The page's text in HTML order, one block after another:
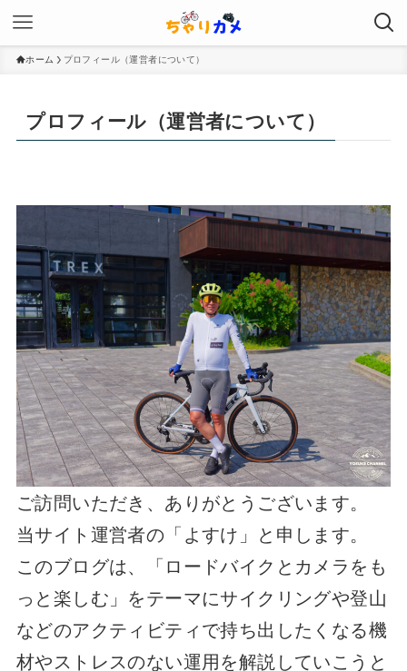
ホーム プロフィール（運営者について）
プロフィール（運営者について）
ご訪問いただき、ありがとうございます。
当サイト運営者の「よすけ」と申します。
このブログは、「ロードバイクとカメラをも
っと楽しむ」をテーマにサイクリングや登山
などのアクティビティで持ち出したくなる機
材やストレスのない運用を解説していこうと